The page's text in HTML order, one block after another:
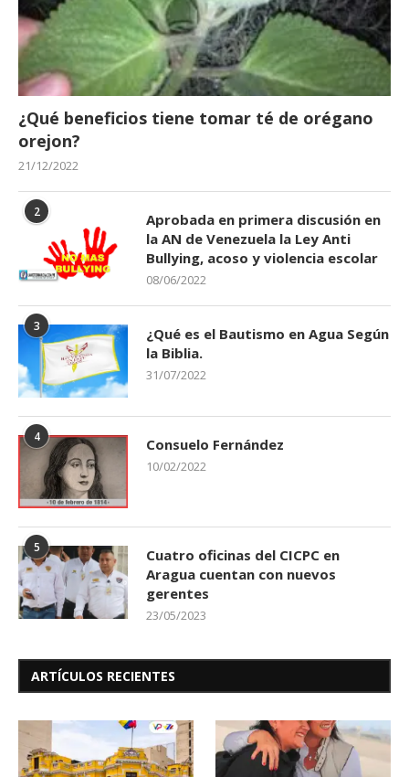
¿Qué beneficios tiene tomar té de orégano
orejon?
21/12/2022
2
Aprobada en primera discusión en
la AN de Venezuela la Ley Anti
Bullying, acoso y violencia escolar
08/06/2022
3
¿Qué es el Bautismo en Agua Según
la Biblia.
31/07/2022
4 Consuelo Fernández
10/02/2022
5
Cuatro oficinas del CICPC en
Aragua cuentan con nuevos
gerentes
23/05/2023
ARTÍCULOS RECIENTES